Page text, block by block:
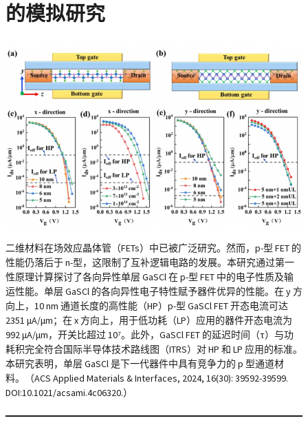
的模拟研究
二维材料在场效应晶体管（FETs）中已被广泛研究。然而，p-型 FET 的
性能仍落后于 n-型，这限制了互补逻辑电路的发展。本研究通过第一
性原理计算探讨了各向异性单层 GaSCl 在 p-型 FET 中的电子性质及输
运性能。单层 GaSCl 的各向异性电子特性赋予器件优异的性能。在 y 方
向上，10 nm 通道长度的高性能（HP）p-型 GaSCl FET 开态电流可达
2351 μA/μm；在 x 方向上，用于低功耗（LP）应用的器件开态电流为
992 μA/μm，开关比超过 10⁷。此外，GaSCl FET 的延迟时间（τ）与功
耗积完全符合国际半导体技术路线图（ITRS）对 HP 和 LP 应用的标准。
本研究表明，单层 GaSCl 是下一代器件中具有竞争力的 p 型通道材
料。（ACS Applied Materials & Interfaces, 2024, 16(30): 39592-39599.
DOI:10.1021/acsami.4c06320.）